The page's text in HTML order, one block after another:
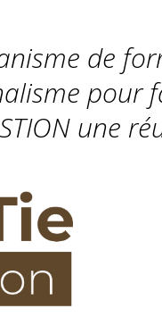
de
pour
une